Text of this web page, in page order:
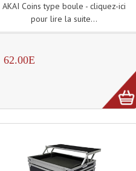
AKAI Coins type boule - cliquez-ici
pour lire la suite...
62.00E